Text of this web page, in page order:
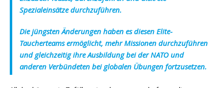
Spezialeinsätze durchzuführen.
Die jüngsten Änderungen haben es diesen Elite-
Taucherteams ermöglicht, mehr Missionen durchzuführen
und gleichzeitig ihre Ausbildung bei der NATO und
anderen Verbündeten bei globalen Übungen fortzusetzen.